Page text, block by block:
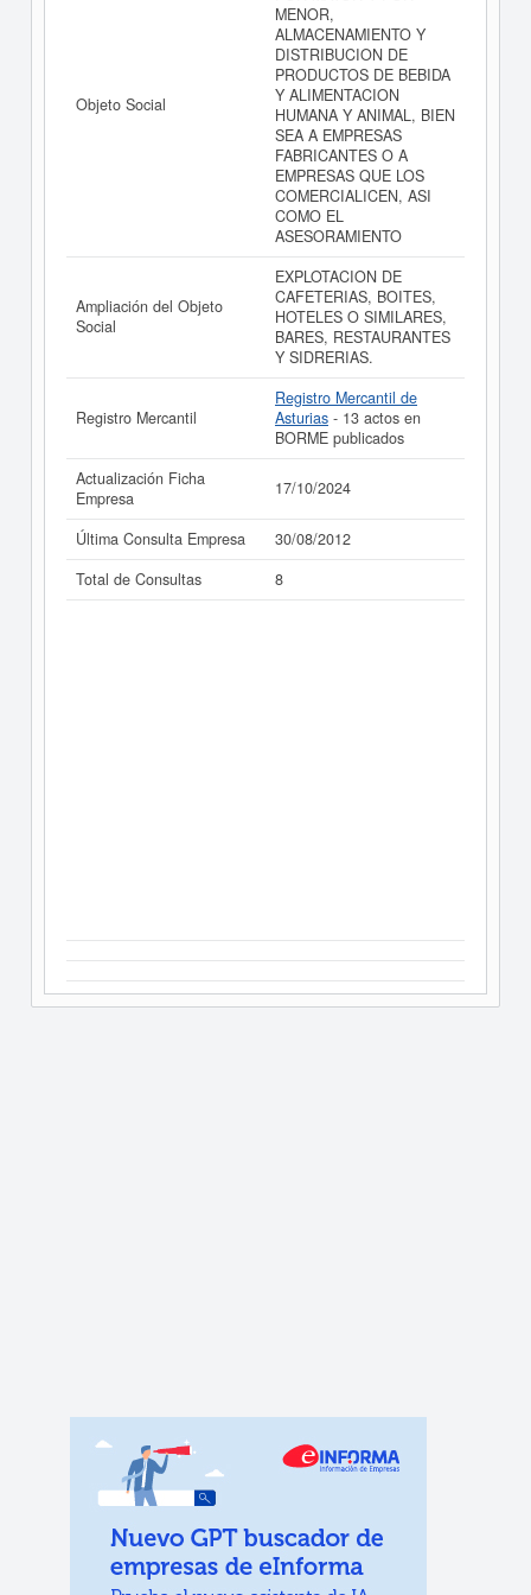
La última actualización del informe de empresa se ha
realizado el 17/10/2024.
Objeto Social
MENOR,
ALMACENAMIENTO Y
DISTRIBUCION DE
PRODUCTOS DE BEBIDA
Y ALIMENTACION
HUMANA Y ANIMAL, BIEN
SEA A EMPRESAS
FABRICANTES O A
EMPRESAS QUE LOS
COMERCIALICEN, ASI
COMO EL
ASESORAMIENTO
Ampliación del Objeto
Social
EXPLOTACION DE
CAFETERIAS, BOITES,
HOTELES O SIMILARES,
BARES, RESTAURANTES
Y SIDRERIAS.
Registro Mercantil
Registro Mercantil de
Asturias - 13 actos en
BORME publicados
Actualización Ficha
Empresa
17/10/2024
Última Consulta Empresa
30/08/2012
Total de Consultas
8